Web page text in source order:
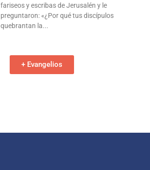
fariseos y escribas de Jerusalén y le
preguntaron: «¿Por qué tus discípulos
quebrantan la
+ Evangelios